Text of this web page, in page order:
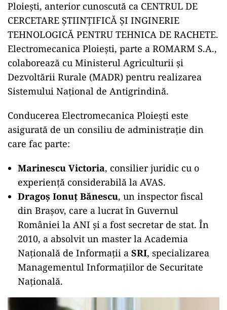
Ploiești, anterior cunoscută ca CENTRUL DE
CERCETARE ȘTIINȚIFICĂ ȘI INGINERIE
TEHNOLOGICĂ PENTRU TEHNICA DE RACHETE.
Electromecanica Ploiești, parte a ROMARM S.A.,
colaborează cu Ministerul Agriculturii și
Dezvoltării Rurale (MADR) pentru realizarea
Sistemului Național de Antigrindină.
Conducerea Electromecanica Ploiești este
asigurată de un consiliu de administrație din
care fac parte:
Marinescu Victoria, consilier juridic cu o
experiență considerabilă la AVAS.
Dragoș Ionuț Bănescu, un inspector fiscal
din Brașov, care a lucrat în Guvernul
României la ANI și a fost secretar de stat. În
2010, a absolvit un master la Academia
Națională de Informații a SRI, specializarea
Managementul Informațiilor de Securitate
Națională.